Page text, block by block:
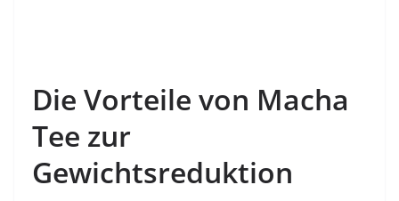
Die Vorteile von Macha
Tee zur
Gewichtsreduktion